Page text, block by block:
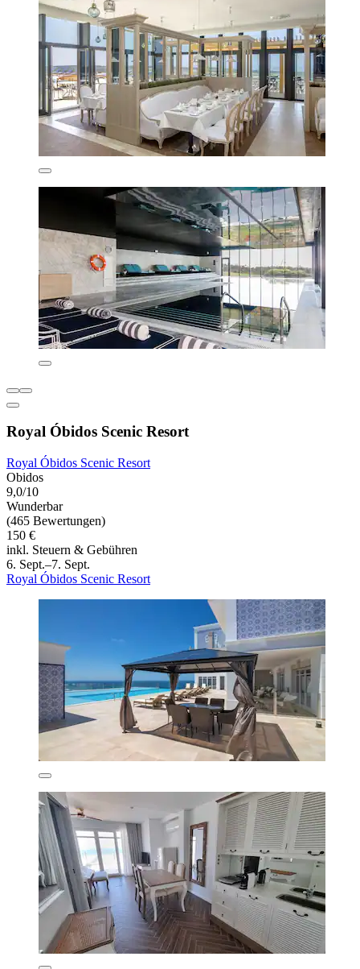
Royal Óbidos Scenic Resort
Royal Óbidos Scenic Resort
Obidos
9,0/10
Wunderbar
(465 Bewertungen)
150 €
inkl. Steuern & Gebühren
6. Sept.–7. Sept.
Royal Óbidos Scenic Resort